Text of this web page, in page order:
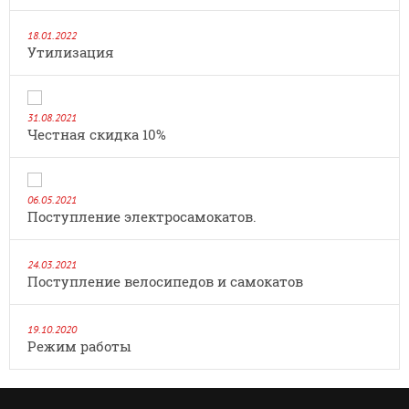
18.01.2022
Утилизация
31.08.2021
Честная скидка 10%
06.05.2021
Поступление электросамокатов.
24.03.2021
Поступление велосипедов и самокатов
19.10.2020
Режим работы